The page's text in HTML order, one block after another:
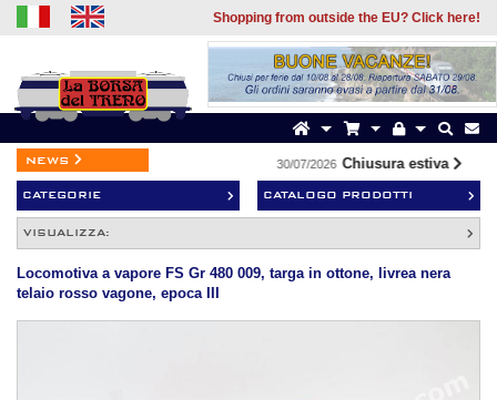
Shopping from outside the EU? Click here!
news 30/07/2026 Chiusura estiva
CATEGORIE CATALOGO PRODOTTI
VISUALIZZA:
Locomotiva a vapore FS Gr 480 009, targa in ottone, livrea nera
telaio rosso vagone, epoca III